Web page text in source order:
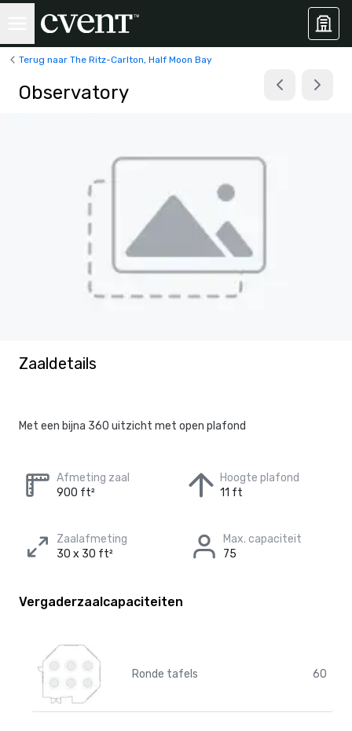
Terug naar The Ritz-Carlton, Half Moon Bay
Observatory
Zaaldetails
Met een bijna 360 uitzicht met open plafond
Afmeting zaal
900 ft²
Hoogte plafond
11 ft
Zaalafmeting
30 x 30 ft²
Max. capaciteit
75
Vergaderzaalcapaciteiten
Ronde tafels 60